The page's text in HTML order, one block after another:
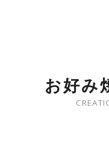
お好み